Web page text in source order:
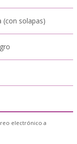
(con solapas)
electrónico a